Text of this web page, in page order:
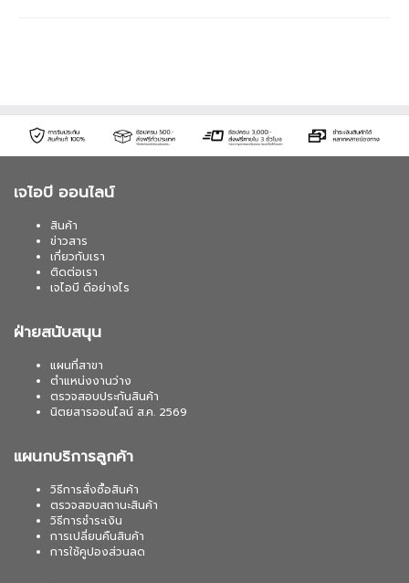
เจไอบี ออนไลน์
สินค้า
ข่าวสาร
เกี่ยวกับเรา
ติดต่อเรา
เจไอบี ดีอย่างไร
ฝ่ายสนับสนุน
แผนที่สาขา
ตำแหน่งงานว่าง
ตรวจสอบประกันสินค้า
นิตยสารออนไลน์ ส.ค. 2569
แผนกบริการลูกค้า
วิธีการสั่งซื้อสินค้า
ตรวจสอบสถานะสินค้า
วิธีการชำระเงิน
การเปลี่ยนคืนสินค้า
การใช้คูปองส่วนลด